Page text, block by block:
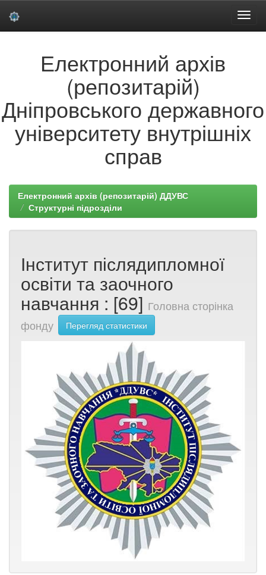
Електронний архів
(репозитарій)
Дніпровського державного
університету внутрішніх
справ
Електронний архів (репозитарій) ДДУВС
Структурні підрозділи
Інститут післядипломної
освіти та заочного
навчання : [69] Головна сторінка
фонду
Перегляд статистики